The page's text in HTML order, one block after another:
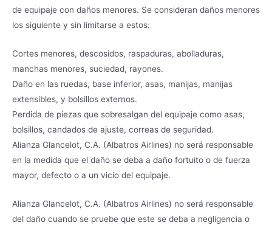
de equipaje con daños menores. Se consideran daños menores
los siguiente y sin limitarse a estos:
Cortes menores, descosidos, raspaduras, abolladuras,
manchas menores, suciedad, rayones.
Daño en las ruedas, base inferior, asas, manijas, manijas
extensibles, y bolsillos externos.
Perdida de piezas que sobresalgan del equipaje como asas,
bolsillos, candados de ajuste, correas de seguridad.
Alianza Glancelot, C.A. (Albatros Airlines) no será responsable
en la medida que el daño se deba a daño fortuito o de fuerza
mayor, defecto o a un vicio del equipaje.
Alianza Glancelot, C.A. (Albatros Airlines) no será responsable
del daño cuando se pruebe que este se deba a negligencia o